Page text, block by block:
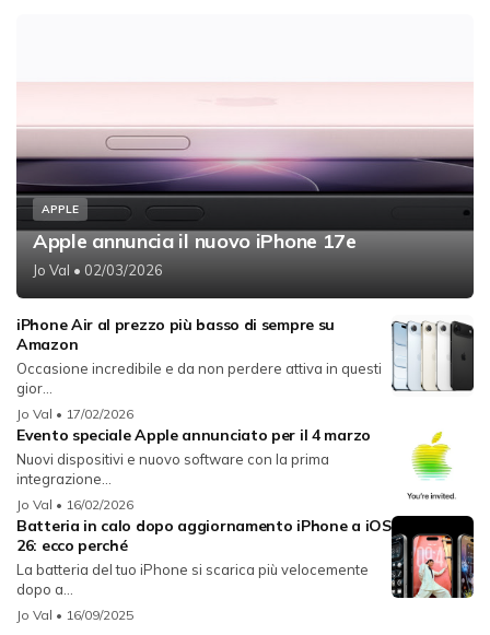
APPLE
Apple annuncia il nuovo iPhone 17e
Jo Val • 02/03/2026
iPhone Air al prezzo più basso di sempre su
Amazon
Occasione incredibile e da non perdere attiva in questi
gior...
Jo Val • 17/02/2026
Evento speciale Apple annunciato per il 4 marzo
Nuovi dispositivi e nuovo software con la prima
integrazione...
Jo Val • 16/02/2026
Batteria in calo dopo aggiornamento iPhone a iOS
26: ecco perché
La batteria del tuo iPhone si scarica più velocemente
dopo a...
Jo Val • 16/09/2025